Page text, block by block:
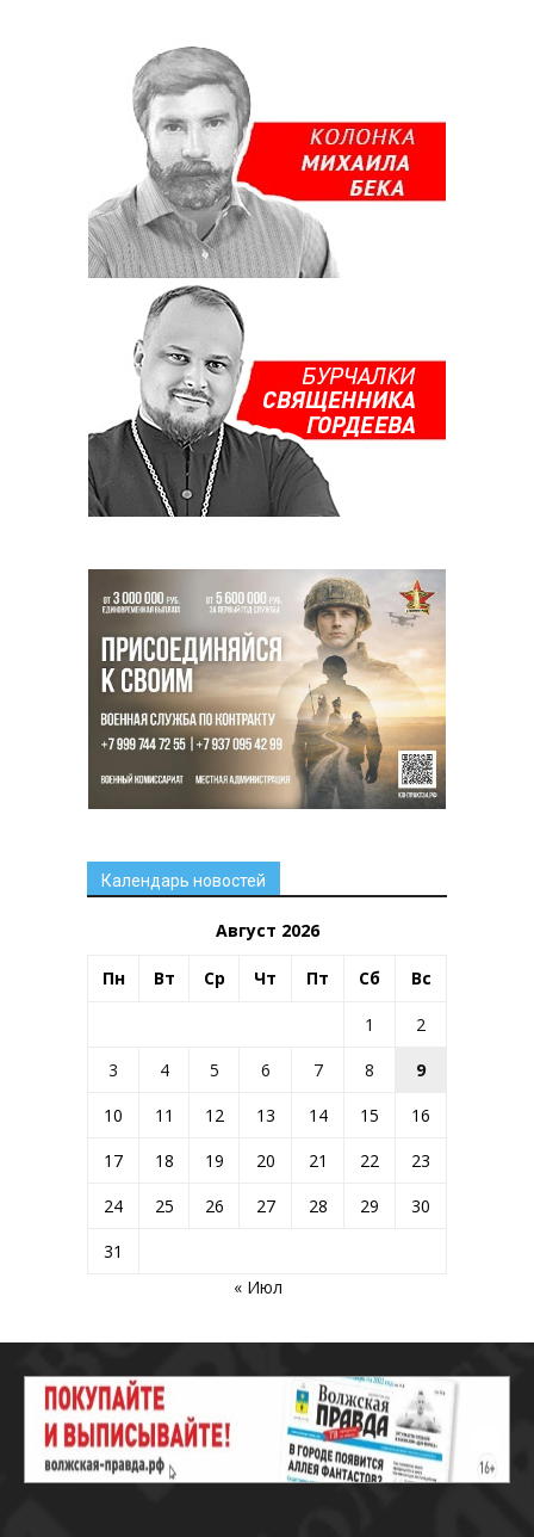
Календарь новостей
Август 2026
Пн Вт Ср Чт Пт Сб Вс
1
2
3
4 5 6 7 8
9
10
11 12 13 14 15
16
17
18 19 20 21 22
23
24
25 26 27 28 29
30
31
« Июл